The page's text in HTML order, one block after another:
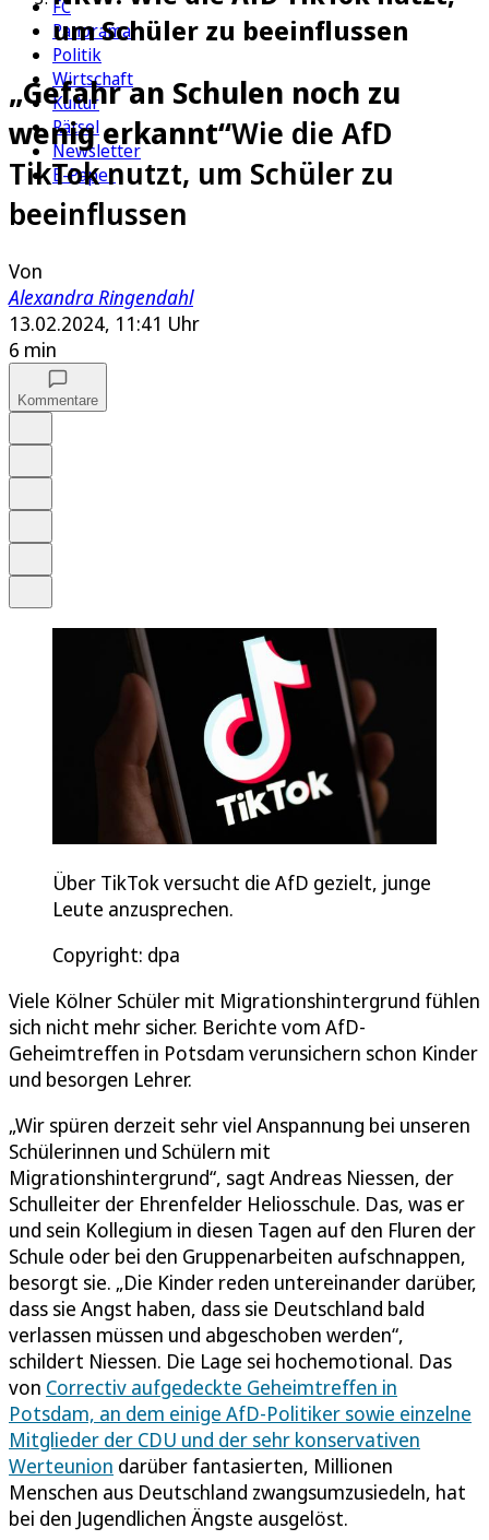
FC
Panorama
Politik
Wirtschaft
Kultur
Rätsel
Newsletter
E-Paper
um Schüler zu beeinflussen
„Gefahr an Schulen noch zu
wenig erkannt“Wie die AfD
TikTok nutzt, um Schüler zu
beeinflussen
Von
Alexandra Ringendahl
13.02.2024, 11:41 Uhr
6 min
Kommentare
Über TikTok versucht die AfD gezielt, junge
Leute anzusprechen.
Copyright: dpa
Viele Kölner Schüler mit Migrationshintergrund fühlen
sich nicht mehr sicher. Berichte vom AfD-
Geheimtreffen in Potsdam verunsichern schon Kinder
und besorgen Lehrer.
„Wir spüren derzeit sehr viel Anspannung bei unseren
Schülerinnen und Schülern mit
Migrationshintergrund“, sagt Andreas Niessen, der
Schulleiter der Ehrenfelder Heliosschule. Das, was er
und sein Kollegium in diesen Tagen auf den Fluren der
Schule oder bei den Gruppenarbeiten aufschnappen,
besorgt sie. „Die Kinder reden untereinander darüber,
dass sie Angst haben, dass sie Deutschland bald
verlassen müssen und abgeschoben werden“,
schildert Niessen. Die Lage sei hochemotional. Das
von Correctiv aufgedeckte Geheimtreffen in
Potsdam, an dem einige AfD-Politiker sowie einzelne
Mitglieder der CDU und der sehr konservativen
Werteunion darüber fantasierten, Millionen
Menschen aus Deutschland zwangsumzusiedeln, hat
bei den Jugendlichen Ängste ausgelöst.